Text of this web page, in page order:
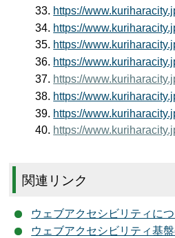
https://
https://
https://
https://
https://
https://
https://
https://
関連リンク
ウェブアクセシビリティに
ウェブアクセシビリティ基